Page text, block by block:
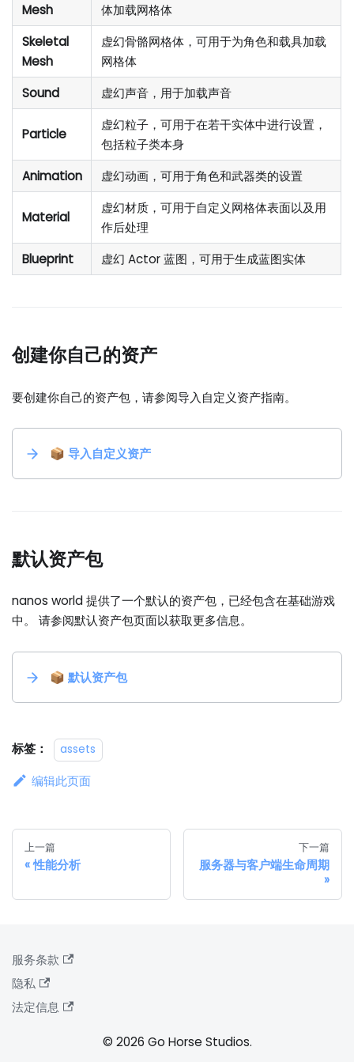
Mesh
体加载网格体
Skeletal
Mesh
虚幻骨骼网格体，可用于为角色和载具加载
网格体
Sound
虚幻声音，用于加载声音
Particle
虚幻粒子，可用于在若干实体中进行设置，
包括粒子类本身
Animation
虚幻动画，可用于角色和武器类的设置
Material
虚幻材质，可用于自定义网格体表面以及用
作后处理
Blueprint
虚幻 Actor 蓝图，可用于生成蓝图实体
创建你自己的资产
要创建你自己的资产包，请参阅导入自定义资产指南。
📦 导入自定义资产
默认资产包
nanos world 提供了一个默认的资产包，已经包含在基础游戏
中。 请参阅默认资产包页面以获取更多信息。
📦 默认资产包
标签： assets
编辑此页面
上一篇
性能分析
下一篇
服务器与客户端生命周期
服务条款
隐私
法定信息
© 2026 Go Horse Studios.